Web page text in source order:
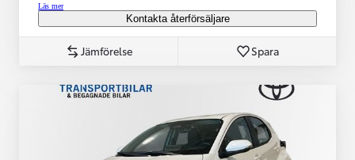
Läs mer
Kontakta återförsäljare
Jämförelse Spara